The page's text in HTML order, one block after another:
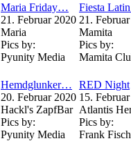
Maria Friday…
21. Februar 2020
Maria
Pics by:
Pyunity Media
Fiesta
21.
Mamita
Pics by:
Mamita
Hemdglunker…
20. Februar 2020
Hackl's ZapfBar
Pics by:
Pyunity Media
RED Night
15.
Atlantis
Pics by:
Frank